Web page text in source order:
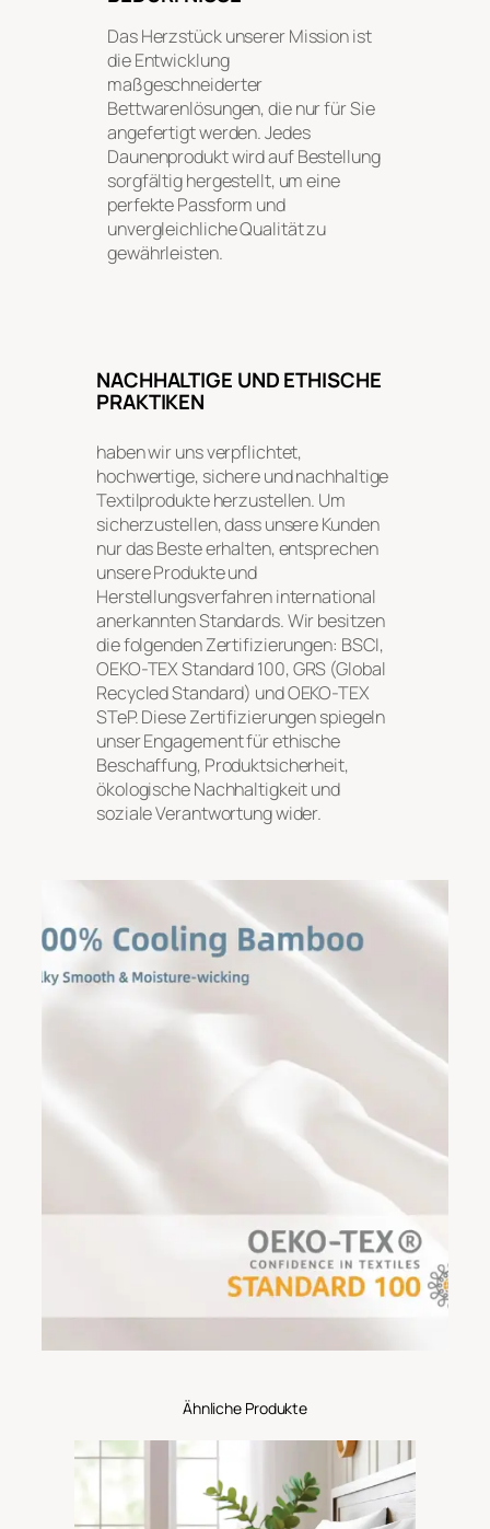
Das Herzstück unserer Mission ist
die Entwicklung
maßgeschneiderter
Bettwarenlösungen, die nur für Sie
angefertigt werden. Jedes
Daunenprodukt wird auf Bestellung
sorgfältig hergestellt, um eine
perfekte Passform und
unvergleichliche Qualität zu
gewährleisten.
NACHHALTIGE UND ETHISCHE
PRAKTIKEN
haben wir uns verpflichtet,
hochwertige, sichere und nachhaltige
Textilprodukte herzustellen. Um
sicherzustellen, dass unsere Kunden
nur das Beste erhalten, entsprechen
unsere Produkte und
Herstellungsverfahren international
anerkannten Standards. Wir besitzen
die folgenden Zertifizierungen: BSCI,
OEKO-TEX Standard 100, GRS (Global
Recycled Standard) und OEKO-TEX
STeP. Diese Zertifizierungen spiegeln
unser Engagement für ethische
Beschaffung, Produktsicherheit,
ökologische Nachhaltigkeit und
soziale Verantwortung wider.
Ähnliche Produkte